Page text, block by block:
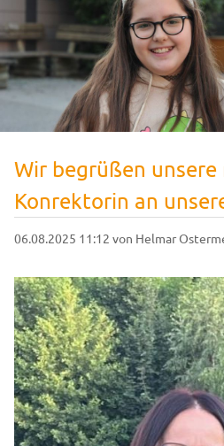
Wir begrüßen unsere
Konrektorin an
06.08.2025 11:12 von Helmar